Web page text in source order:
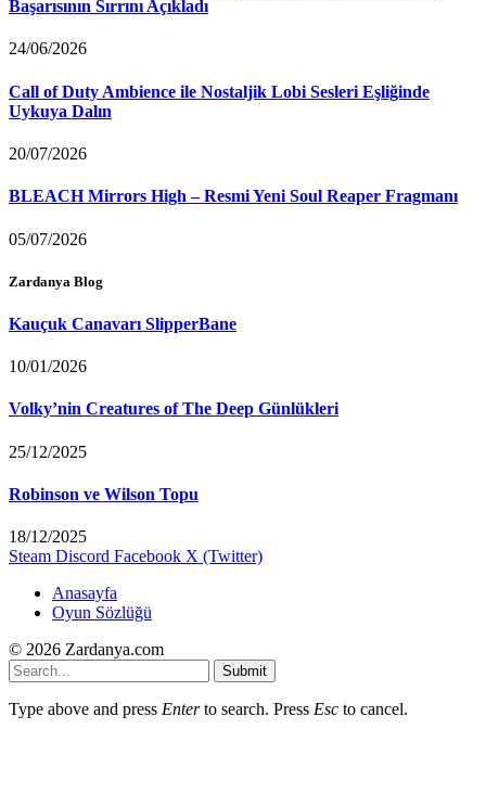
Başarısının Sırrını Açıkladı
24/06/2026
Call of Duty Ambience ile Nostaljik Lobi Sesleri Eşliğinde
Uykuya Dalın
20/07/2026
BLEACH Mirrors High – Resmi Yeni Soul Reaper Fragmanı
05/07/2026
Zardanya Blog
Kauçuk Canavarı SlipperBane
10/01/2026
Volky’nin Creatures of The Deep Günlükleri
25/12/2025
Robinson ve Wilson Topu
18/12/2025
Steam Discord Facebook X (Twitter)
Anasayfa
Oyun Sözlüğü
© 2026 Zardanya.com
Submit
Type above and press Enterto search. Press Esc to cancel.